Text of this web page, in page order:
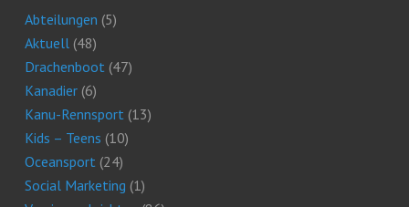
Abteilungen (5)
Aktuell(48)
Drachenboot(47)
Kanadier(6)
Kanu-Rennsport(13)
Kids – Teens (10)
Oceansport(24)
Social Marketing (1)